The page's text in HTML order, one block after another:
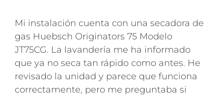
Mi instalación cuenta con una secadora de
gas Huebsch Originators 75 Modelo
JT75CG. La lavandería me ha informado
que ya no seca tan rápido como antes. He
revisado la unidad y parece que funciona
correctamente, pero me preguntaba si